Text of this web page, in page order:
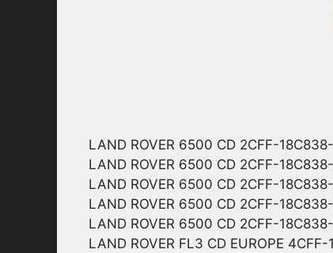
LAND ROVER 6500 CD 2CFF-
LAND ROVER 6500 CD 2CFF-
LAND ROVER 6500 CD 2CFF-
LAND ROVER 6500 CD 2CFF-
LAND ROVER 6500 CD 2CFF-
LAND ROVER FL3 CD EUROPE